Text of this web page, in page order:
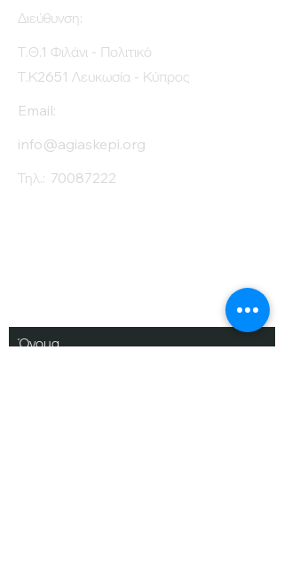
Διεύθυνση:
Τ.Θ.1 Φιλάνι - Πολιτικό
Τ.Κ2651 Λευκωσία - Κύπρος
Email:
info@agiaskepi.org
Τηλ.: 70087222
Όνομα